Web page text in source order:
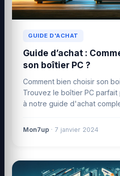
GUIDE D'ACHAT
Guide d’achat :
son boîtier PC ?
Comment bien choisir son
Trouvez le boîtier PC
à notre guide d'achat
Mon7up · 7 janvier 2024